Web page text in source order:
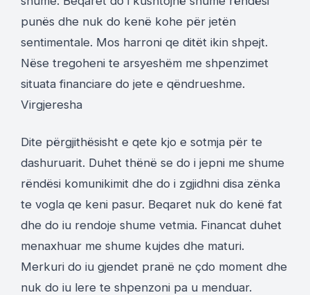
punës dhe nuk do kenë kohe për jetën
sentimentale. Mos harroni qe ditët ikin shpejt.
Nëse tregoheni te arsyeshëm me shpenzimet
situata financiare do jete e qëndrueshme.
Virgjeresha
Dite përgjithësisht e qete kjo e sotmja për te
dashuruarit. Duhet thënë se do i jepni me shume
rëndësi komunikimit dhe do i zgjidhni disa zënka
te vogla qe keni pasur. Beqaret nuk do kenë fat
dhe do iu rendoje shume vetmia. Financat duhet
menaxhuar me shume kujdes dhe maturi.
Merkuri do iu gjendet pranë ne çdo moment dhe
nuk do iu lere te shpenzoni pa u menduar.